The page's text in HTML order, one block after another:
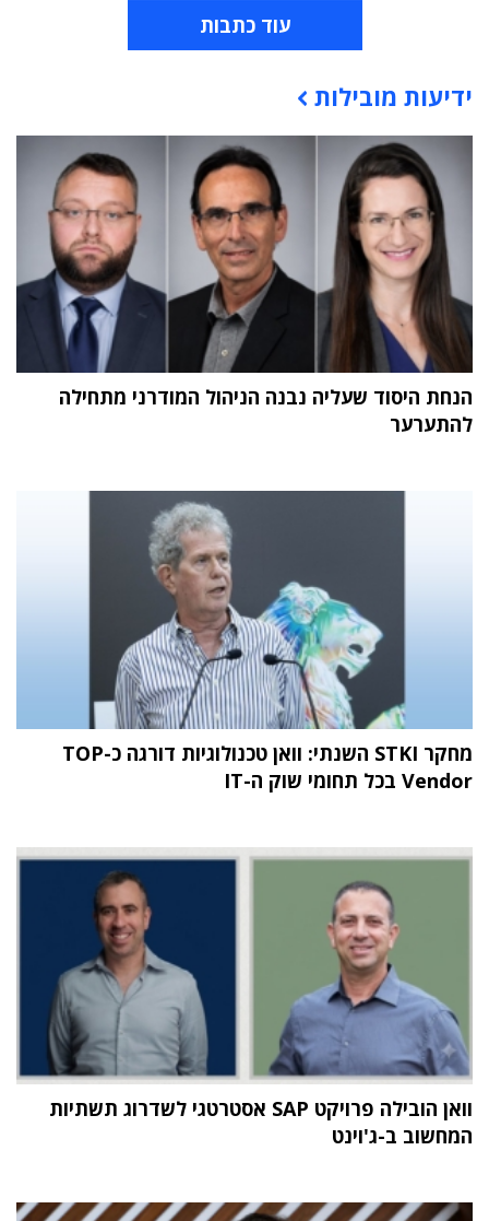
עוד כתבות
תוכן פרסומי
ידיעות מובילות
הנחת היסוד שעליה נבנה הניהול המודרני מתחילה
להתערער
מחקר STKI השנתי: וואן טכנולוגיות דורגה כ-TOP
Vendor בכל תחומי שוק ה-IT
וואן הובילה פרויקט SAP אסטרטגי לשדרוג תשתיות
המחשוב ב-ג'וינט